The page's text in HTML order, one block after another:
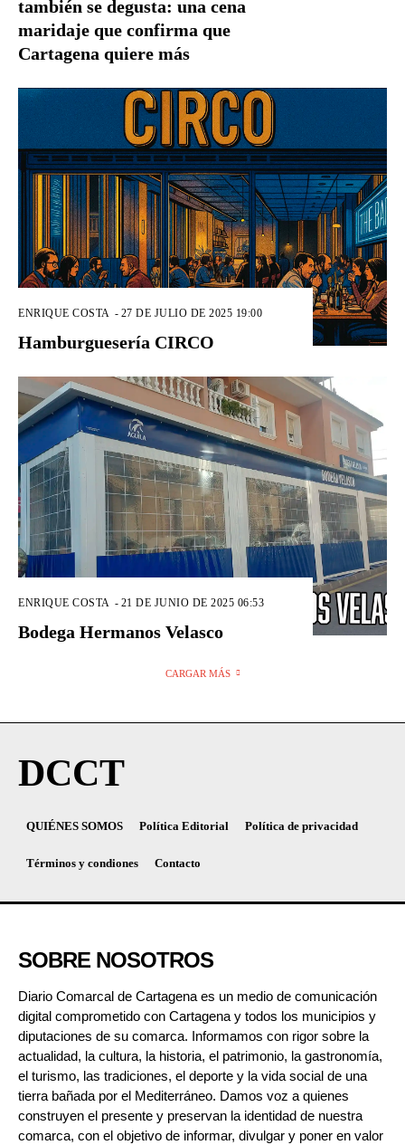
también se degusta: una cena
maridaje que confirma que
Cartagena quiere más
ENRIQUE COSTA - 27 DE JULIO DE 2025 19:00
Hamburguesería CIRCO
ENRIQUE COSTA - 21 DE JUNIO DE 2025 06:53
Bodega Hermanos Velasco
CARGAR MÁS
DCCT
QUIÉNES SOMOS Política Editorial Política de privacidad
Términos y condiones Contacto
SOBRE NOSOTROS
Diario Comarcal de Cartagena es un medio de comunicación
digital comprometido con Cartagena y todos los municipios y
diputaciones de su comarca. Informamos con rigor sobre la
actualidad, la cultura, la historia, el patrimonio, la gastronomía,
el turismo, las tradiciones, el deporte y la vida social de una
tierra bañada por el Mediterráneo. Damos voz a quienes
construyen el presente y preservan la identidad de nuestra
comarca, con el objetivo de informar, divulgar y poner en valor